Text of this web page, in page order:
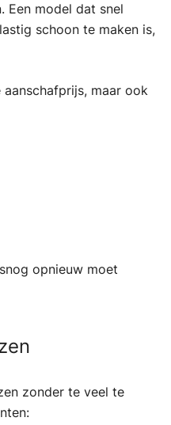
Een model dat snel
schoon te maken is,
maar ook
opnieuw moet
zonder te veel te